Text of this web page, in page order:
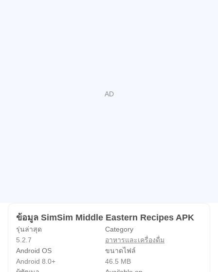
ในรายการขายของชำที่สะดวกรายการเดียว
- ส่วนที่ปรับแต่งได้: ปรับสูตรอาหารให้เหมาะกับขนาดของมื้อ
อาหารของคุณ
ดาวน์โหลด SimSim วันนี้!
ข้อมูล SimSim Middle Eastern Recipes APK
รุ่นล่าสุด
5.2.7
Category
อาหารและเครื่องดื่ม
Android OS
Android 8.0+
ขนาดไฟล์
46.5 MB